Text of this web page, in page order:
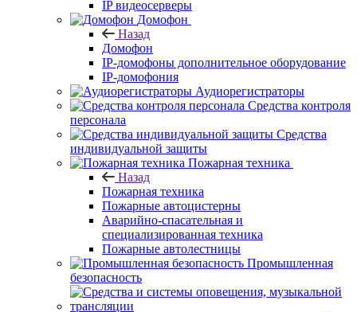
IP видеосерверы
Домофон
Назад
Домофон
IP-домофоны дополнительное оборудование
IP-домофония
Аудиорегистраторы
Средства контроля
персонала
Средства
индивидуальной защиты
Пожарная техника
Назад
Пожарная техника
Пожарные автоцистерны
Аварийно-спасательная и
специализированная техника
Пожарные автолестницы
Промышленная
безопасность